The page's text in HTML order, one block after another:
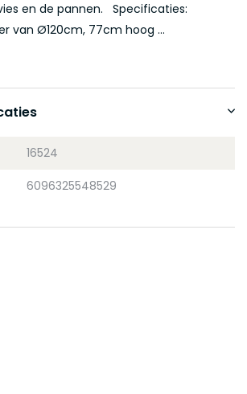
en de pannen. Specificaties:
van Ø120cm, 77cm hoog ...
16524
6096325548529